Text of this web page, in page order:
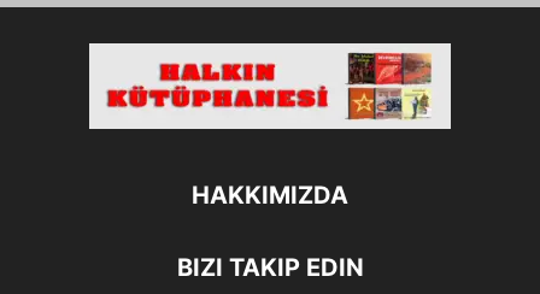
HAKKIMIZDA
BIZI TAKIP EDIN